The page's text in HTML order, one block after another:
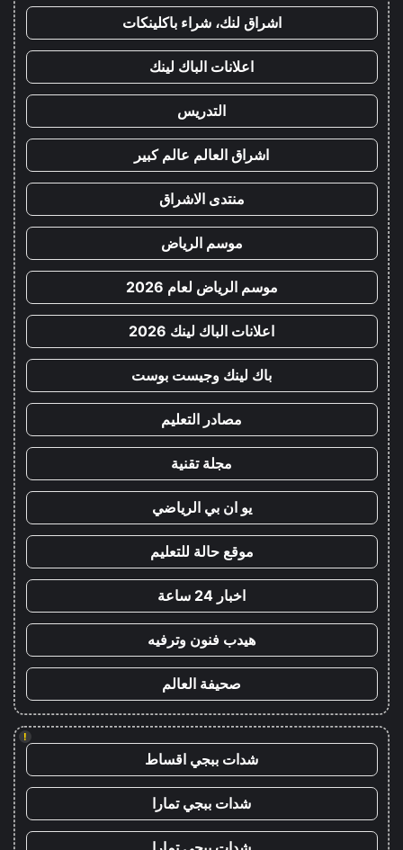
اشراق لنك، شراء باكلينكات
اعلانات الباك لينك
التدريس
اشراق العالم عالم كبير
منتدى الاشراق
موسم الرياض
موسم الرياض لعام 2026
اعلانات الباك لينك 2026
باك لينك وجيست بوست
مصادر التعليم
مجلة تقنية
يو ان بي الرياضي
موقع حالة للتعليم
اخبار 24 ساعة
هيدب فنون وترفيه
صحيفة العالم
!
شدات ببجي اقساط
شدات ببجي تمارا